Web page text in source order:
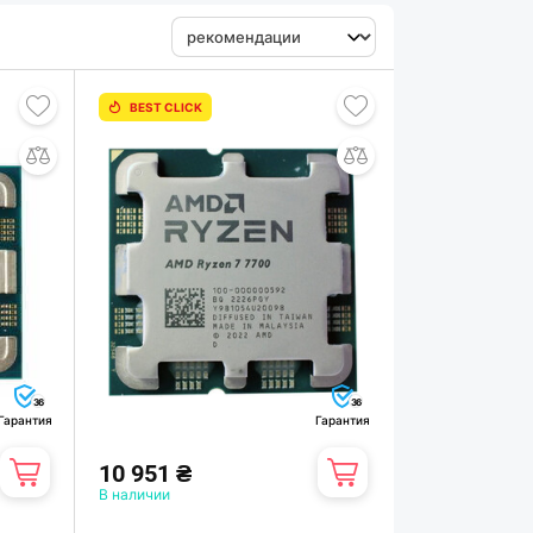
36
BEST CLICK
36
Гарантия
10 951 ₴
В наличии